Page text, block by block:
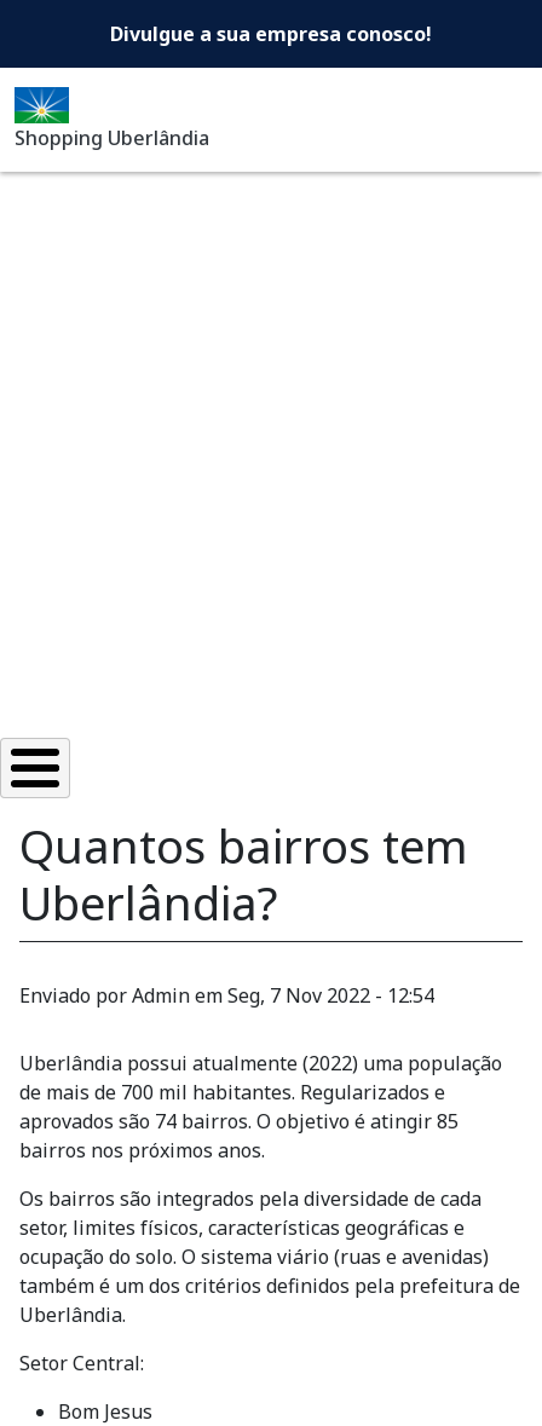
Shopping Uberlândia -
Divulgue a sua empresa conosco!
Shopping Uberlândia
Quantos bairros tem
Uberlândia?
Enviado porAdminemSeg, 7 Nov 2022 - 12:54
Uberlândia possui atualmente (2022) uma população
de mais de 700 mil habitantes. Regularizados e
aprovados são 74 bairros. O objetivo é atingir 85
bairros nos próximos anos.
Os bairros são integrados pela diversidade de cada
setor, limites físicos, características geográficas e
ocupação do solo. O sistema viário (ruas e avenidas)
também é um dos critérios definidos pela prefeitura de
Uberlândia.
Setor Central:
Bom Jesus